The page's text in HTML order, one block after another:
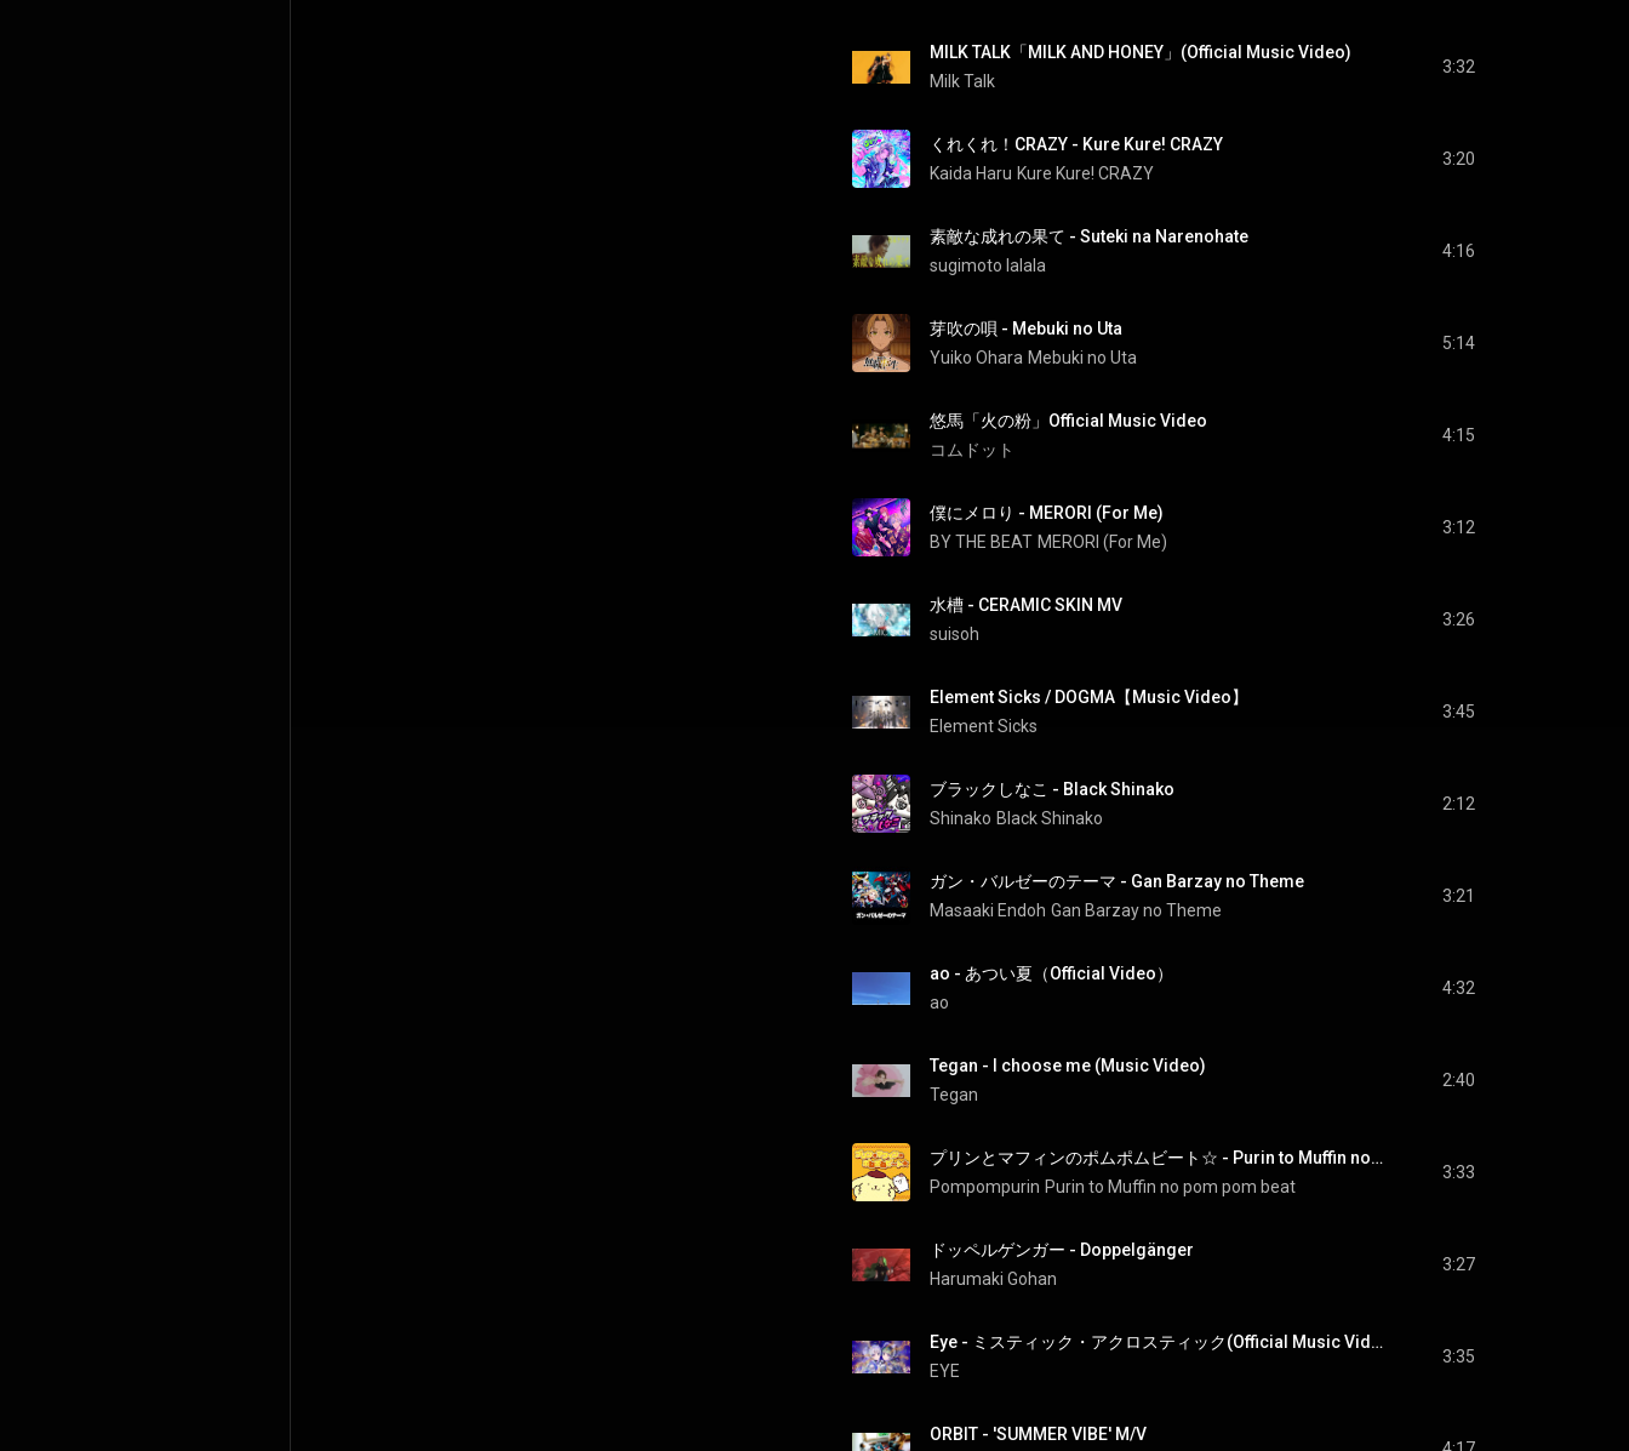
MILK TALK「MILK AND HONEY」(Official Music Video)
Milk Talk
3:32
くれくれ！CRAZY - Kure Kure! CRAZY
Kaida Haru Kure Kure! CRAZY
3:20
素敵な成れの果て - Suteki na Narenohate
sugimoto lalala
4:16
芽吹の唄 - Mebuki no Uta
Yuiko Ohara Mebuki no Uta
5:14
悠馬「火の粉」Official Music Video
コムドット
4:15
僕にメロり - MERORI (For Me)
BY THE BEAT MERORI (For Me)
3:12
水槽 - CERAMIC SKIN MV
suisoh
3:26
Element Sicks / DOGMA【Music Video】
Element Sicks
3:45
ブラックしなこ - Black Shinako
Shinako Black Shinako
2:12
ガン・バルゼーのテーマ - Gan Barzay no Theme
Masaaki Endoh Gan Barzay no Theme
3:21
ao - あつい夏（Official Video）
ao
4:32
Tegan - I choose me (Music Video)
Tegan
2:40
プリンとマフィンのポムポムビート☆ - Purin to Muffin no pom pom beat
Pompompurin Purin to Muffin no pom pom beat
3:33
ドッペルゲンガー - Doppelgänger
Harumaki Gohan
3:27
Eye - ミスティック・アクロスティック(Official Music Video)
EYE
3:35
ORBIT - 'SUMMER VIBE' M/V